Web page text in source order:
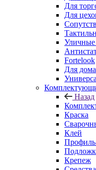
Для
Для
Уличные
Fortelook
Для
Назад
Краска
Клей
Профиль
Крепеж